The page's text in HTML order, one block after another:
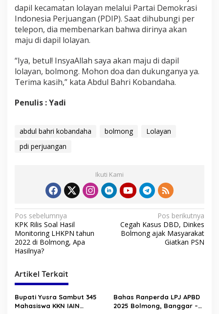
dapil kecamatan lolayan melalui Partai Demokrasi
Indonesia Perjuangan (PDIP). Saat dihubungi per
telepon, dia membenarkan bahwa dirinya akan
maju di dapil lolayan.
“Iya, betul! InsyaAllah saya akan maju di dapil
lolayan, bolmong. Mohon doa dan dukunganya ya.
Terima kasih,” kata Abdul Bahri Kobandaha.
Penulis : Yadi
abdul bahri kobandaha bolmong
Lolayan
pdi perjuangan
Ikuti Kami
N
a
v
g
a
s
Pos sebelumnya
KPK Rilis Soal Hasil
Monitoring LHKPN tahun
2022 di Bolmong, Apa
Hasilnya?
Pos berikutnya
Cegah Kasus DBD, Dinkes
Bolmong ajak Masyarakat
Giatkan PSN
Artikel Terkait
Bupati Yusra Sambut 345
Mahasiswa KKN IAIN
Bahas Ranperda LPJ APBD
2025 Bolmong, Banggar –